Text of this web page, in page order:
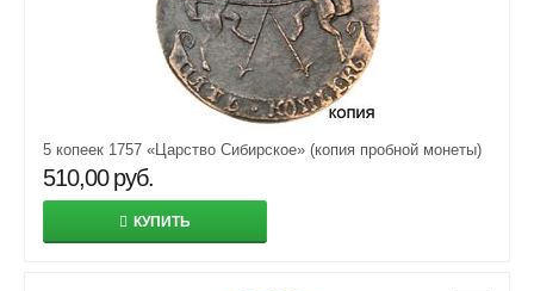
5 копеек 1757 «Царство Сибирское» (копия пробной монеты)
510,00 руб.
КУПИТЬ